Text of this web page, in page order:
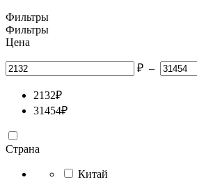
Фильтры
Фильтры
Цена
₽ –
2132₽
31454₽
Страна
Китай